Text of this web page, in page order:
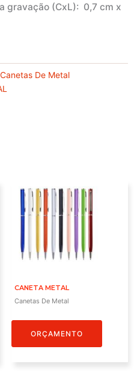
gravação (CxL): 0,7 cm x
Canetas De Metal
CANETA METAL
Canetas De Metal
ORÇAMENTO